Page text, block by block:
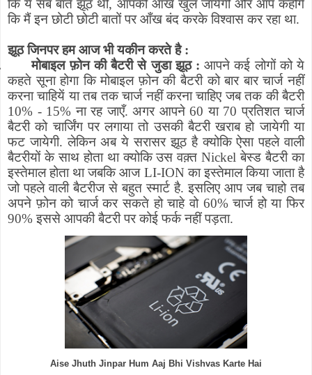
कि ये सब बातें झूठ थी, आपकी आँखें खुल जायेगी और आप कहोगे
कि मैं इन छोटी छोटी बातों पर आँख बंद करके विश्वास कर रहा था.
झूठ जिनपर हम आज भी यकीन करते है :
मोबाइल फ़ोन की बैटरी से जुडा झूठ : आपने कई लोगों को ये
कहते सूना होगा कि मोबाइल फ़ोन की बैटरी को बार बार चार्ज नहीं
करना चाहियें या तब तक चार्ज नहीं करना चाहिए जब तक की बैटरी
10% - 15% ना रह जाएँ. अगर आपने 60 या 70 प्रतिशत चार्ज
बैटरी को चार्जिंग पर लगाया तो उसकी बैटरी खराब हो जायेगी या
फट जायेगी. लेकिन अब ये सरासर झूठ है क्योकि ऐसा पहले वाली
बैटरीयों के साथ होता था क्योकि उस वक़्त Nickel बेस्ड बैटरी का
इस्तेमाल होता था जबकि आज LI-ION का इस्तेमाल किया जाता है
जो पहले वाली बैटरीज से बहुत स्मार्ट है. इसलिए आप जब चाहो तब
अपने फ़ोन को चार्ज कर सकते हो चाहे वो 60% चार्ज हो या फिर
90% इससे आपकी बैटरी पर कोई फर्क नहीं पड़ता.
Aise Jhuth Jinpar Hum Aaj Bhi Vishvas Karte Hai